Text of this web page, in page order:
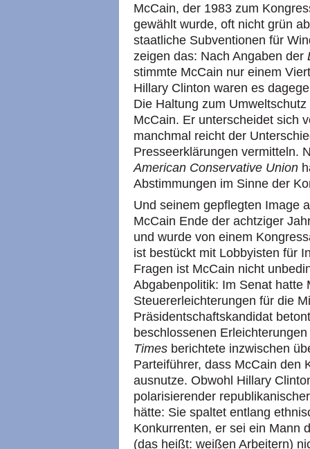
McCain, der 1983 zum
gewählt wurde, oft nicht grün
staatliche Subventionen für
zeigen das: Nach Angaben der
stimmte McCain nur einem
Hillary Clinton waren es
Die Haltung zum
McCain. Er unterscheidet sich
manchmal reicht der
Presseerklärungen vermitteln.
American Conservative Union
Abstimmungen im Sinne der
Und seinem gepflegten Image
McCain Ende der achtziger
und wurde von einem
ist bestückt mit Lobbyisten für
Fragen ist McCain nicht
Abgabenpolitik: Im Senat hatte
Steuererleichterungen für die
Präsidentschaftskandidat
beschlossenen
Times berichtete inzwischen
Parteiführer, dass McCain den
ausnutze. Obwohl Hillary
polarisierender
hätte: Sie spaltet entlang
Konkurrenten, er sei ein Mann
(das heißt: weißen Arbeitern)